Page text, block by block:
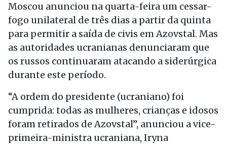
Moscou anunciou na quarta-feira um cessar-
fogo unilateral de três dias a partir da quinta
para permitir a saída de civis em Azovstal. Mas
as autoridades ucranianas denunciaram que
os russos continuaram atacando a siderúrgica
durante este período.
“A ordem do presidente (ucraniano) foi
cumprida: todas as mulheres, crianças e idosos
foram retirados de Azovstal”, anunciou a vice-
primeira-ministra ucraniana, Iryna